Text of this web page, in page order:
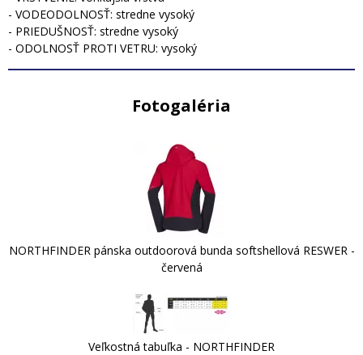
- VODEODOLNOSŤ: stredne vysoký
- PRIEDUŠNOSŤ: stredne vysoký
- ODOLNOSŤ PROTI VETRU: vysoký
Fotogaléria
NORTHFINDER pánska outdoorová bunda softshellová RESWER -
červená
Veľkostná tabuľka - NORTHFINDER